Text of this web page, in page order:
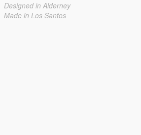
Designed in Alderney
Made in Los Santos